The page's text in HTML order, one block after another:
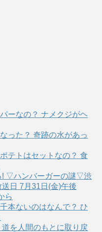
ーなの？ ナメクジがヘ
った？ 奇跡の水があっ
テトはセットなの？ 食
! ▽ハンバーガーの謎▽渋
日 7月31日(金)午後
ら
本ないのはなんで？ ひ
を人間のもとに取り戻